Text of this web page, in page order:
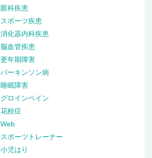
眼科疾患
スポーツ疾患
消化器内科疾患
脳血管疾患
更年期障害
パーキンソン病
睡眠障害
グロインペイン
花粉症
Web
スポーツトレーナー
小児はり